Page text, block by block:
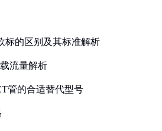
标的区别及其标准解析
流量解析
管的合适替代型号